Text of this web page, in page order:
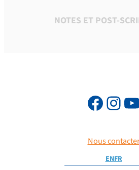
NOTES ET POST-
Nous
ENFR